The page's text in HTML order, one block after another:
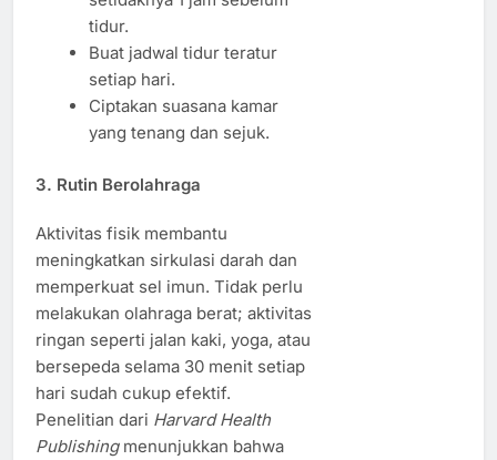
tidur.
Buat jadwal tidur teratur
setiap hari.
Ciptakan suasana kamar
yang tenang dan sejuk.
3. Rutin Berolahraga
Aktivitas fisik membantu
meningkatkan sirkulasi darah dan
memperkuat sel imun. Tidak perlu
melakukan olahraga berat; aktivitas
ringan seperti jalan kaki, yoga, atau
bersepeda selama 30 menit setiap
hari sudah cukup efektif.
Penelitian dari Harvard Health
Publishingmenunjukkan bahwa